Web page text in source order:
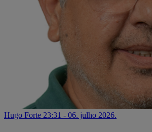
Hugo Forte 23:31 - 06. julho 2026.